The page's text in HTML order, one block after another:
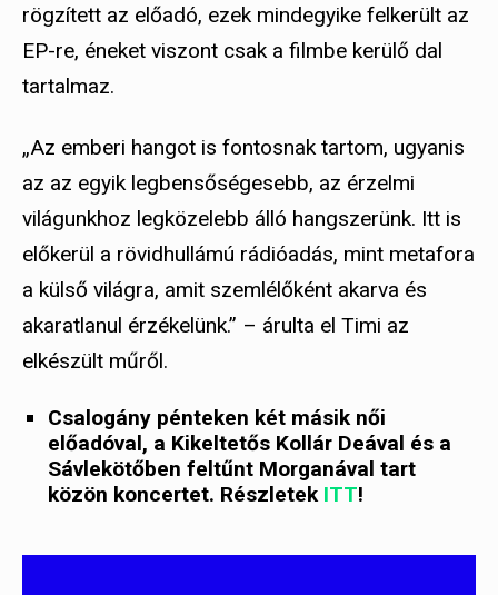
rögzített az előadó, ezek mindegyike felkerült az
EP-re, éneket viszont csak a filmbe kerülő dal
tartalmaz.
„Az emberi hangot is fontosnak tartom, ugyanis
az az egyik legbensőségesebb, az érzelmi
világunkhoz legközelebb álló hangszerünk. Itt is
előkerül a rövidhullámú rádióadás, mint metafora
a külső világra, amit szemlélőként akarva és
akaratlanul érzékelünk.” – árulta el Timi az
elkészült műről.
Csalogány pénteken két másik női
előadóval, a Kikeltetős Kollár Deával és a
Sávlekötőben feltűnt Morganával tart
közön koncertet. Részletek ITT!